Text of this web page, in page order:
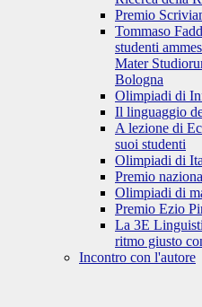
Premio
Tommaso
studenti
Mater
Bologna
Olimpiadi di
Il linguaggio
A lezione di
suoi studenti
Olimpiadi di
Premio
Olimpiadi di
Premio Ezio
La 3E
ritmo giusto
Incontro con l'autore